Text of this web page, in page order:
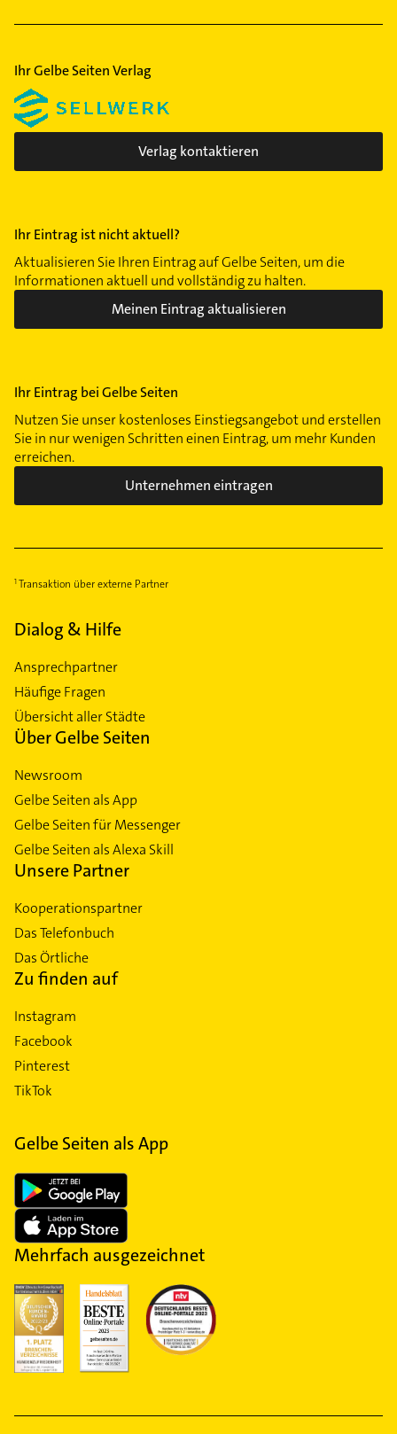
Sanitärinstallation
Ihr Gelbe Seiten Verlag
Verlag kontaktieren
Ihr Eintrag ist nicht aktuell?
Aktualisieren Sie Ihren Eintrag auf Gelbe Seiten, um die
Informationen aktuell und vollständig zu halten.
Meinen Eintrag aktualisieren
Ihr Eintrag bei Gelbe Seiten
Nutzen Sie unser kostenloses Einstiegsangebot und erstellen
Sie in nur wenigen Schritten einen Eintrag, um mehr Kunden
erreichen.
Unternehmen eintragen
Transaktion über externe Partner
Dialog & Hilfe
Ansprechpartner
Häufige Fragen
Übersicht aller Städte
Über Gelbe Seiten
Newsroom
Gelbe Seiten als App
Gelbe Seiten für Messenger
Gelbe Seiten als Alexa Skill
Unsere Partner
Kooperationspartner
Das Telefonbuch
Das Örtliche
Zu finden auf
Instagram
Facebook
Pinterest
TikTok
Gelbe Seiten als App
Mehrfach ausgezeichnet